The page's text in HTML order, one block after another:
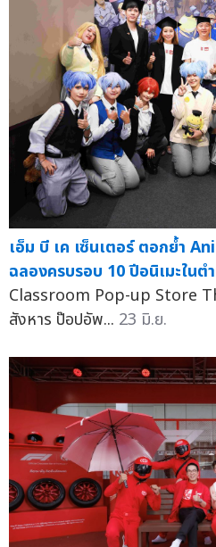
เอ็ม บี เค เซ็นเตอร์ ตอกย้ำ
ฉลองครบรอบ 10 ปีอนิเมะในต
Classroom Pop-up Store
สังหาร ป๊อปอัพ... 23 มิ.ย.